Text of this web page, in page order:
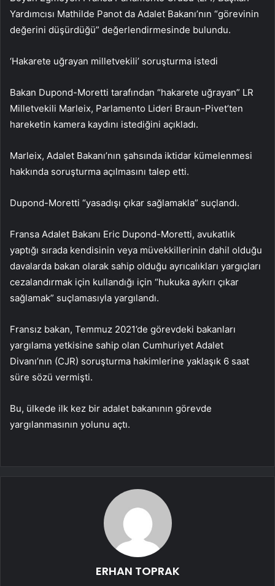
Yardımcısı Mathilde Panot da Adalet Bakanı’nın “görevinin
değerini düşürdüğü” değerlendirmesinde bulundu.
‘Hakarete uğrayan milletvekili’ soruşturma istedi
Bakan Dupond-Moretti tarafından “hakarete uğrayan” LR
Milletvekili Marleix, Parlamento Lideri Braun-Pivet’ten
hareketin kamera kaydını istediğini açıkladı.
Marleix, Adalet Bakanı’nın şahsında iktidar kümelenmesi
hakkında soruşturma açılmasını talep etti.
Dupond-Moretti “yasadışı çıkar sağlamakla” suçlandı.
Fransa Adalet Bakanı Eric Dupond-Moretti, avukatlık
yaptığı sırada kendisinin veya müvekkillerinin dahil olduğu
davalarda bakan olarak sahip olduğu ayrıcalıkları yargıçları
cezalandırmak için kullandığı için “hukuka aykırı çıkar
sağlamak” suçlamasıyla yargılandı.
Fransız bakan, Temmuz 2021’de görevdeki bakanları
yargılama yetkisine sahip olan Cumhuriyet Adalet
Divanı’nın (CJR) soruşturma hakimlerine yaklaşık 6 saat
süre sözü vermişti.
Bu, ülkede ilk kez bir adalet bakanının görevde
yargılanmasının yolunu açtı.
ERHAN TOPRAK